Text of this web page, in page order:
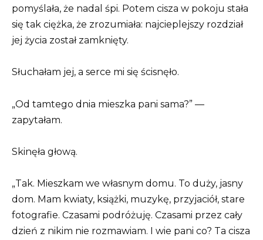
pomyślała, że nadal śpi. Potem cisza w pokoju stała
się tak ciężka, że zrozumiała: najcieplejszy rozdział
jej życia został zamknięty.
Słuchałam jej, a serce mi się ścisnęło.
„Od tamtego dnia mieszka pani sama?” —
zapytałam.
Skinęła głową.
„Tak. Mieszkam we własnym domu. To duży, jasny
dom. Mam kwiaty, książki, muzykę, przyjaciół, stare
fotografie. Czasami podróżuję. Czasami przez cały
dzień z nikim nie rozmawiam. I wie pani co? Ta cisza